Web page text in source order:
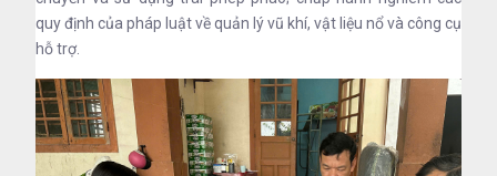
quy định của pháp luật về quản lý vũ khí, vật liệu nổ và công cụ
hỗ trợ.